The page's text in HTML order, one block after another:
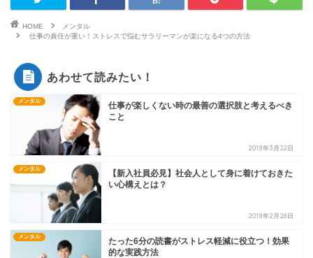
HOME
メンタル
仕事の責任が重い！ストレスで悩むサラリーマンが楽になる4つの方法
あわせて読みたい！
メンタル
仕事が楽しくない時の最善の選択肢と考えるべき
こと
2018年3月22日
メンタル
【新入社員必見】社会人として身に着けておきた
い心構えとは？
2018年2月26日
メンタル
たった6分の読書がストレス軽減に役立つ！効果
的な実践方法